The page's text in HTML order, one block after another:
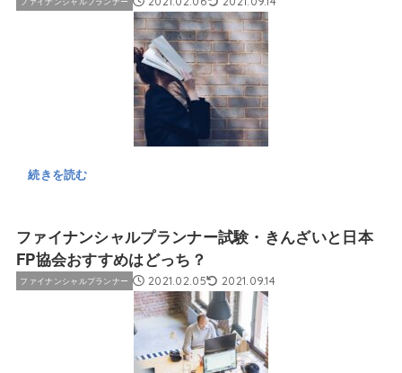
続きを読む
ファイナンシャルプランナー試験・きんざいと日本
FP協会おすすめはどっち？
ファイナンシャルプランナー 2021.02.05 2021.09.14